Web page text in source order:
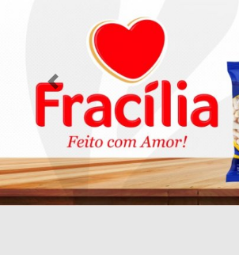
Previous